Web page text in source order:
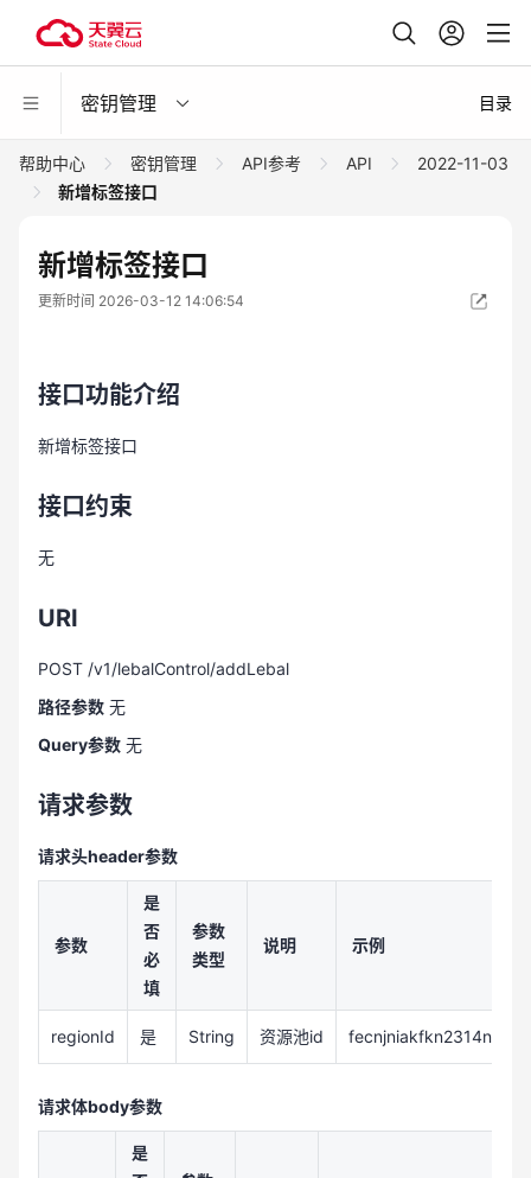
密钥管理 目录
帮助中心 密钥管理 API参考 API
2022-11-03
新增标签接口
新增标签接口
更新时间 2026-03-12 14:06:54
接口功能介绍
新增标签接口
接口约束
无
URI
POST /v1/lebalControl/addLebal
路径参数 无
Query参数 无
请求参数
请求头header参数
参数
是
否
必
填
参数
类型
说明 示例
regionId 是 String 资源池id
请求体body参数
是